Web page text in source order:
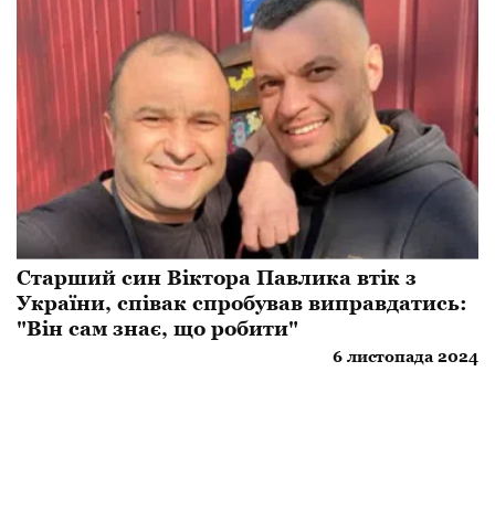
Старший син Віктора Павлика втік з
України, співак спробував виправдатись:
"Він сам знає, що робити"
6 листопада 2024